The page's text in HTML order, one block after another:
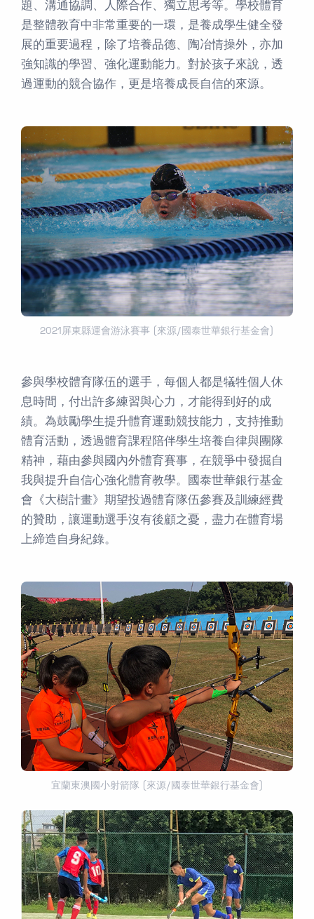
題、溝通協調、人際合作、獨立思考等。學校體育
是整體教育中非常重要的一環，是養成學生健全發
展的重要過程，除了培養品德、陶冶情操外，亦加
強知識的學習、強化運動能力。對於孩子來說，透
過運動的競合協作，更是培養成長自信的來源。
2021屏東縣運會游泳賽事 (來源/國泰世華銀行基金會)
參與學校體育隊伍的選手，每個人都是犠牲個人休
息時間，付出許多練習與心力，才能得到好的成
績。為鼓勵學生提升體育運動競技能力，支持推動
體育活動，透過體育課程陪伴學生培養自律與團隊
精神，藉由參與國內外體育賽事，在競爭中發掘自
我與提升自信心強化體育教學。國泰世華銀行基金
會《大樹計畫》期望投過體育隊伍參賽及訓練經費
的贊助，讓運動選手沒有後顧之憂，盡力在體育場
上締造自身紀錄。
宜蘭東澳國小射箭隊 (來源/國泰世華銀行基金會)